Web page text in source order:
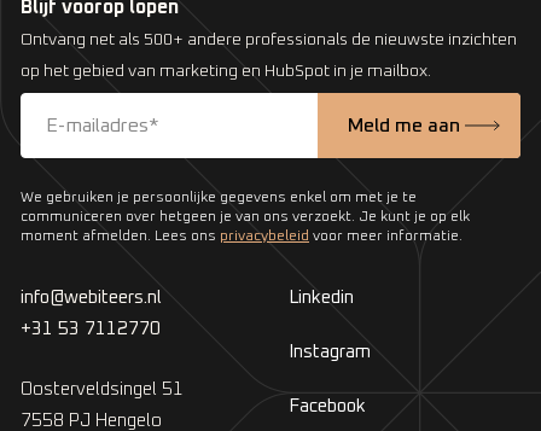
Blijf voorop lopen
Ontvang net als 500+ andere professionals de nieuwste inzichten
op het gebied van marketing en HubSpot in je mailbox.
We gebruiken je persoonlijke gegevens enkel om met je te
communiceren over hetgeen je van ons verzoekt. Je kunt je op elk
moment afmelden. Lees ons privacybeleid voor meer informatie.
info@webiteers.nl
+31 53 7112770
Oosterveldsingel 51
7558 PJ Hengelo
Linkedin
Instagram
Facebook